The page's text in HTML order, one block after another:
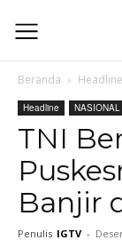
Beranda Headline
Headline NASIONAL
TNI
Banjir
Penulis IGTV -